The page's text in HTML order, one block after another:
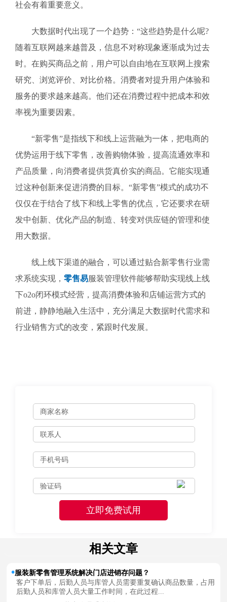
社会有着重要意义。
大数据时代出现了一个趋势：“这些趋势是什么呢?
随着互联网越来越普及，信息不对称现象逐渐成为过去
时。在购买商品之前，用户可以自由地在互联网上搜索
研究、浏览评价、对比价格。消费者对提升用户体验和
服务的要求越来越高。他们还在消费过程中把成本和效
率视为重要因素。
“新零售”是指线下和线上运营融为一体，把电商的
优势运用于线下零售，改善购物体验，提高流通效率和
产品质量，向消费者提供货真价实的商品。它能实现通
过这种创新来促进消费的目标。“新零售”模式的成功不
仅仅在于结合了线下和线上零售的优点，它还要求在研
发中创新、优化产品的制造、转变对供应链的管理和使
用大数据。
线上线下渠道的融合，可以通过贴合新零售行业需
求系统实现， 零售易服装管理软件能够帮助实现线上线
下o2o闭环模式经营，提高消费体验和店铺运营方式的
前进，静静地融入生活中，充分满足大数据时代需求和
行业销售方式的改变，紧跟时代发展。
相关文章
服装新零售管理系统解决门店进销存问题？
客户下单后，后勤人员与库管人员需要重复确认商品数量，占用
后勤人员和库管人员大量工作时间，在此过程...